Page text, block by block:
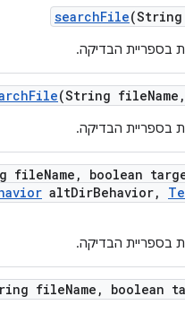
searchFile
בספריית הבדיקה.
File(String fileName ,
בספריית הבדיקה.
fileName , boolean
altDirBehavior,
בספריית הבדיקה.
fileName , boolean